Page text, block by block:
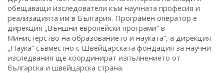
обещаващи изследователи към научната професия и
реализацията им в България. Програмен оператор е
дирекция „Външни европейски програми“ в
Министерство на образованието и науката“, а дирекция
„Наука“ съвместно с Швейцарската фондация за научни
изследвания ще координират изпълнението от
българска и швейцарска страна.